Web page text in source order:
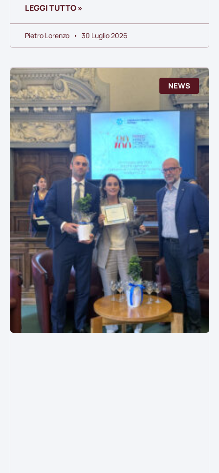
LEGGI TUTTO »
Pietro Lorenzo 30 Luglio 2026
NEWS